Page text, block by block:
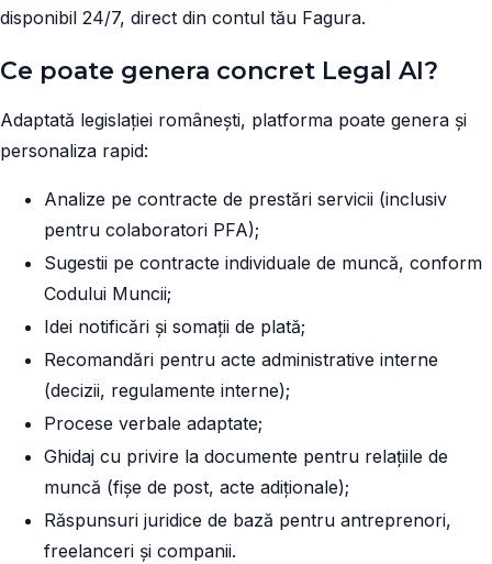
disponibil 24/7, direct din contul tău Fagura.
Ce poate genera concret Legal AI?
Adaptată legislației românești, platforma poate genera și
personaliza rapid:
Analize pe contracte de prestări servicii (inclusiv
pentru colaboratori PFA);
Sugestii pe contracte individuale de muncă, conform
Codului Muncii;
Idei notificări și somații de plată;
Recomandări pentru acte administrative interne
(decizii, regulamente interne);
Procese verbale adaptate;
Ghidaj cu privire la documente pentru relațiile de
muncă (fișe de post, acte adiționale);
Răspunsuri juridice de bază pentru antreprenori,
freelanceri și companii.